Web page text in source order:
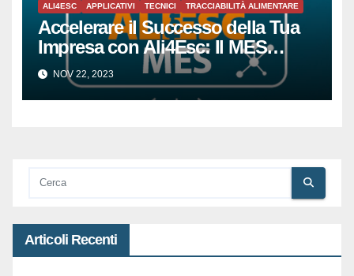
ALI4ESC APPLICATIVI TECNICI TRACCIABILITÀ ALIMENTARE
Accelerare il Successo della Tua
Impresa con Ali4Esc: Il MES
All’avanguardia per la Piccola e
Media Impresa
NOV 22, 2023
Articoli Recenti